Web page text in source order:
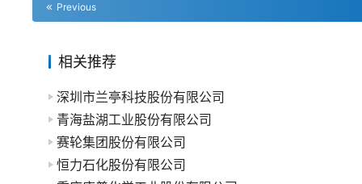
Previous
相关推荐
深圳市兰亭科技股份有限公司
青海盐湖工业股份有限公司
赛轮集团股份有限公司
恒力石化股份有限公司